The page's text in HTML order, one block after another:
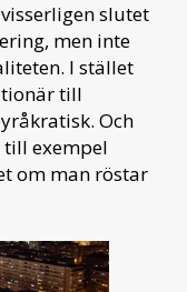
slutet
men inte
I stället
till
Och
till exempel
om man röstar